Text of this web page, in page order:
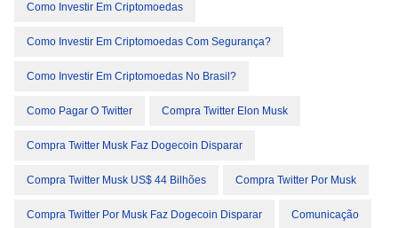
Como Investir Em Criptomoedas
Como Investir Em Criptomoedas Com Segurança?
Como Investir Em Criptomoedas No Brasil?
Como Pagar O Twitter Compra Twitter Elon Musk
Compra Twitter Musk Faz Dogecoin Disparar
Compra Twitter Musk US$ 44 Bilhões Compra Twitter Por Musk
Compra Twitter Por Musk Faz Dogecoin Disparar Comunicação